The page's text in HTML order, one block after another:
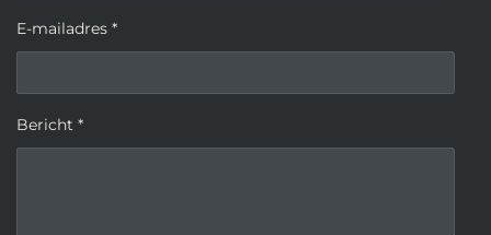
E-mailadres *
Bericht *